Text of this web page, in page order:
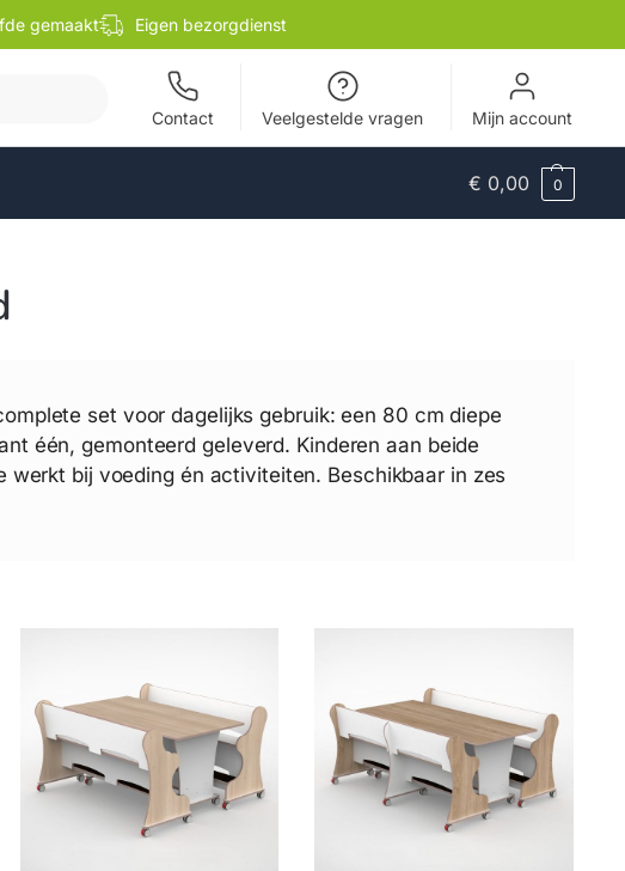
gemaakt Eigen bezorgdienst
Contact Veelgestelde vragen Mijn account
€ 0,00 0
set voor dagelijks gebruik: een 80 cm diepe
één, gemonteerd geleverd. Kinderen aan beide
bij voeding én activiteiten. Beschikbaar in zes